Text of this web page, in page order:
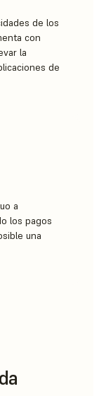
de los
con
la
de
a
los pagos
una